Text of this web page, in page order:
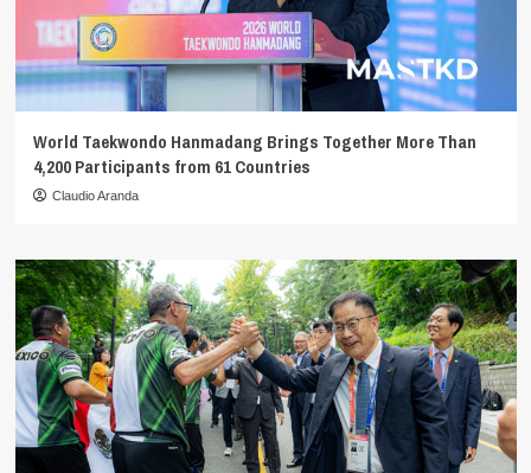
World Taekwondo Hanmadang Brings Together More Than
4,200 Participants from 61 Countries
Claudio Aranda